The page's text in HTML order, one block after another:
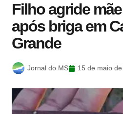
Filho agride
após briga em
Grande
Jornal do MS 15 de maio de